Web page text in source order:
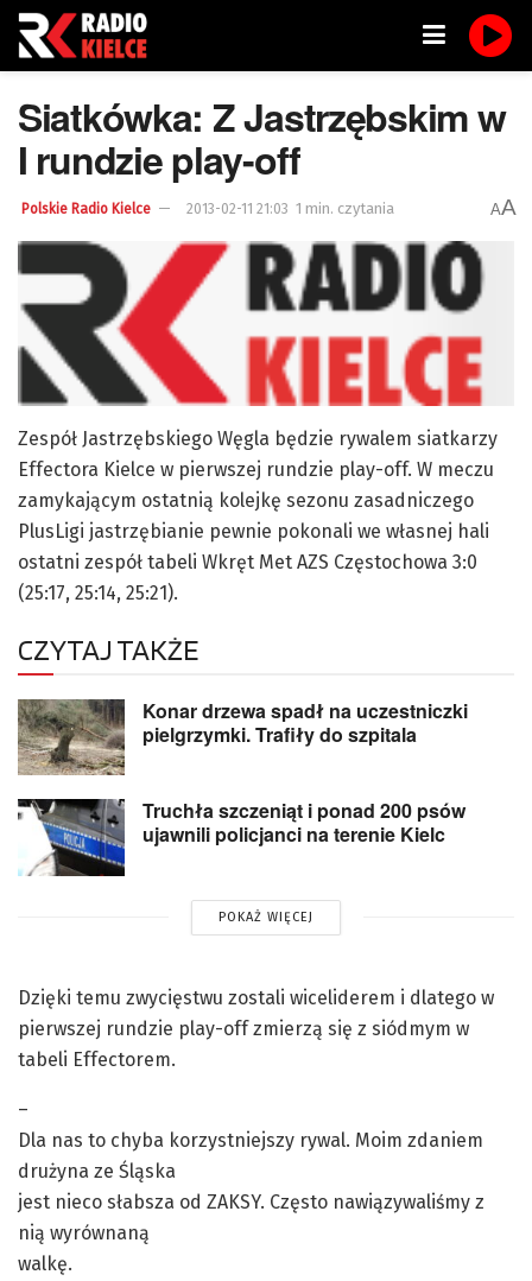
Siatkówka: Z Jastrzębskim w
I rundzie play-off
Polskie Radio Kielce 2013-02-11 21:03 1 min. czytania AA
Zespół Jastrzębskiego Węgla będzie rywalem siatkarzy
Effectora Kielce w pierwszej rundzie play-off. W meczu
zamykającym ostatnią kolejkę sezonu zasadniczego
PlusLigi jastrzębianie pewnie pokonali we własnej hali
ostatni zespół tabeli Wkręt Met AZS Częstochowa 3:0
(25:17, 25:14, 25:21).
CZYTAJ TAKŻE
Konar drzewa spadł na uczestniczki
pielgrzymki. Trafiły do szpitala
Truchła szczeniąt i ponad 200 psów
ujawnili policjanci na terenie Kielc
POKAŻ WIĘCEJ
Dzięki temu zwycięstwu zostali wiceliderem i dlatego w
pierwszej rundzie play-off zmierzą się z siódmym w
tabeli Effectorem.
–
Dla nas to chyba korzystniejszy rywal. Moim zdaniem
drużyna ze Śląska
jest nieco słabsza od ZAKSY. Często nawiązywaliśmy z
nią wyrównaną
walkę.